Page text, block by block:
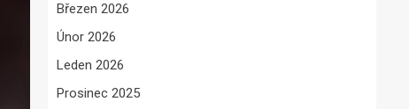
Březen 2026
Únor 2026
Leden 2026
Prosinec 2025